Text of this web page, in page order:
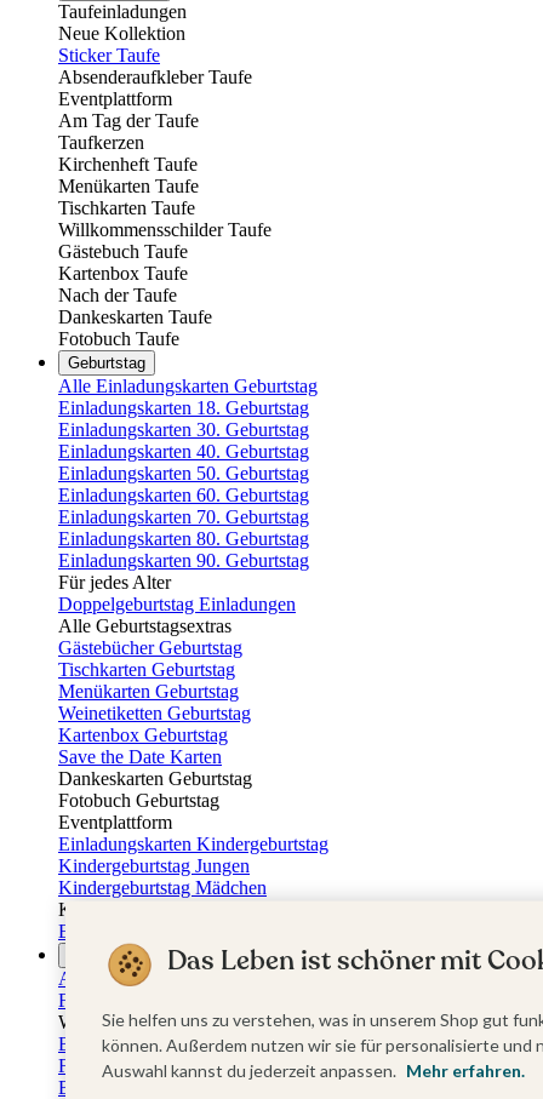
Taufeinladungen
Neue Kollektion
Sticker Taufe
Absenderaufkleber Taufe
Eventplattform
Am Tag der Taufe
Taufkerzen
Kirchenheft Taufe
Menükarten Taufe
Tischkarten Taufe
Willkommensschilder Taufe
Gästebuch Taufe
Kartenbox Taufe
Nach der Taufe
Dankeskarten Taufe
Fotobuch Taufe
Geburtstag
Alle Einladungskarten Geburtstag
Einladungskarten 18. Geburtstag
Einladungskarten 30. Geburtstag
Einladungskarten 40. Geburtstag
Einladungskarten 50. Geburtstag
Einladungskarten 60. Geburtstag
Einladungskarten 70. Geburtstag
Einladungskarten 80. Geburtstag
Einladungskarten 90. Geburtstag
Für jedes Alter
Doppelgeburtstag Einladungen
Alle Geburtstagsextras
Gästebücher Geburtstag
Tischkarten Geburtstag
Menükarten Geburtstag
Weinetiketten Geburtstag
Kartenbox Geburtstag
Save the Date Karten
Dankeskarten Geburtstag
Fotobuch Geburtstag
Eventplattform
Einladungskarten Kindergeburtstag
Kindergeburtstag Jungen
Kindergeburtstag Mädchen
Kindergeburtstag Unisex
Einladungskarten 1. Geburtstag
Fotogeschenke
Alle Fotogeschenke
Fotobücher
Wandbilder & Poster
Bilderboxen
Fotohalter
Bilderrahmen
Das Leben ist schöner mit
Sie helfen uns zu verstehen, was in unserem Shop gut
können. Außerdem nutzen wir sie für personalisierte
Auswahl kannst du jederzeit anpassen. Mehr erfahren.